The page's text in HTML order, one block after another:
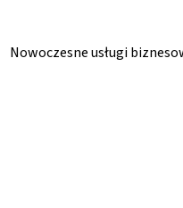
Nowoczesne usługi